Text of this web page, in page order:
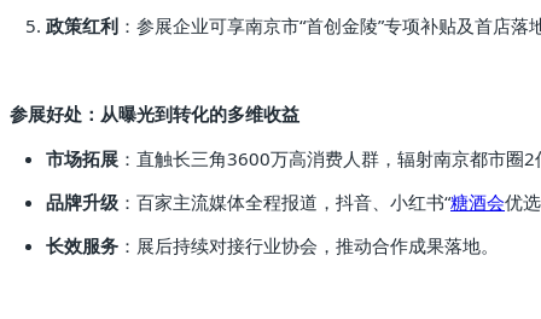
政策红利 ：参展企业可享南京市“首创金陵”专项补贴及首店落
参展好处：从曝光到转化的多维收益
市场拓展 ：直触长三角3600万高消费人群，辐射南京都市圈2
品牌升级 ：百家主流媒体全程报道，抖音、小红书“糖酒会优
长效服务 ：展后持续对接行业协会，推动合作成果落地。